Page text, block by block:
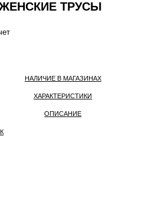
ЖЕНСКИЕ ТРУСЫ
НАЛИЧИЕ В МАГАЗИНАХ
ХАРАКТЕРИСТИКИ
ОПИСАНИЕ